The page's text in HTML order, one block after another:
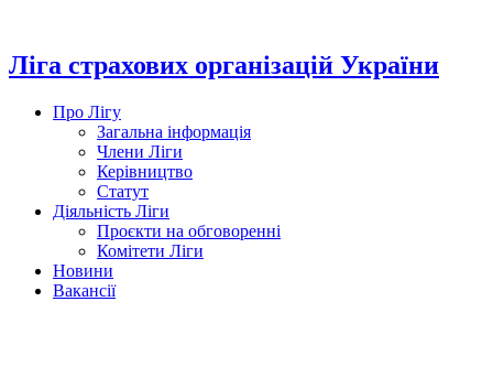
вмісту
Ліга страхових організацій України
Про Лігу
Загальна інформація
Члени Ліги
Керівництво
Статут
Діяльність Ліги
Проєкти на обговоренні
Комітети Ліги
Новини
Вакансії